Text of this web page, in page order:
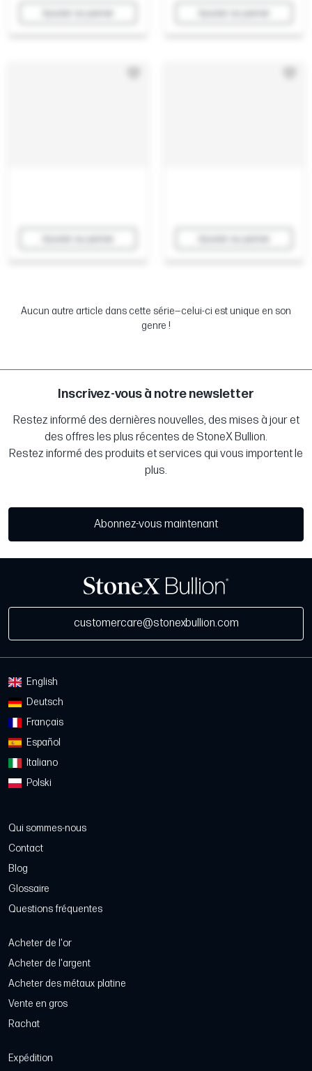
Aucun autre article dans cette série—celui-ci est unique en son
genre !
Inscrivez-vous à notre newsletter
Restez informé des dernières nouvelles, des mises à jour et
des offres les plus récentes de StoneX Bullion.
Restez informé des produits et services qui vous importent le
plus.
Abonnez-vous maintenant
customercare@stonexbullion.com
English
Deutsch
Français
Español
Italiano
Polski
Qui sommes-nous
Contact
Blog
Glossaire
Questions fréquentes
Acheter de l'or
Acheter de l'argent
Acheter des métaux platine
Vente en gros
Rachat
Expédition